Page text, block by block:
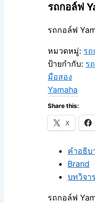
รถกอล์ฟ
รถกอล์ฟ
หมวดหมู่: ร
ป้ายกำกับ: ร
มือสอง
Yamaha
Share this:
X
คำอธิบ
Brand
บทวิจา
รถกอล์ฟ